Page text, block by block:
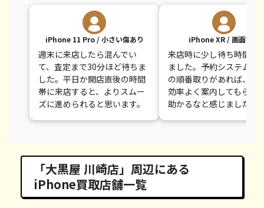
iPhone 11 Pro / 小さい傷あり
週末に来店したら混んでい
て、査定まで30分ほど待ちま
した。平日か開店直後の時間
帯に来店すると、よりスムー
ズに進められると思います。
iPhone XR / 画面割れ
来店時に少し待ち時間が
ました。予約システムか
の順番取りがあれば、も
効率よく案内してもらえ
助かるなと感じました。
「大黒屋 川崎店」周辺にある
iPhone買取店舗一覧